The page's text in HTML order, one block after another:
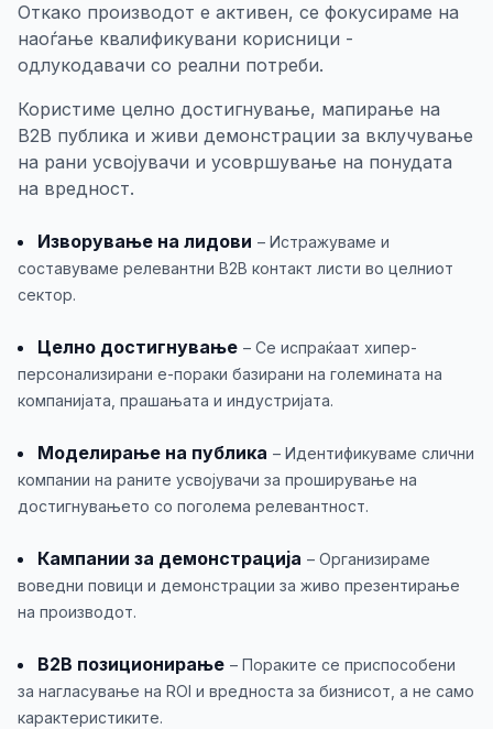
Откако производот е активен, се фокусираме на
наоѓање квалификувани корисници -
одлукодавачи со реални потреби.
Користиме целно достигнување, мапирање на
B2B публика и живи демонстрации за вклучување
на рани усвојувачи и усовршување на понудата
на вредност.
Изворување на лидови – Истражуваме и
составуваме релевантни B2B контакт листи во целниот
сектор.
Целно достигнување – Се испраќаат хипер-
персонализирани е-пораки базирани на големината на
компанијата, прашањата и индустријата.
Моделирање на публика – Идентификуваме слични
компании на раните усвојувачи за проширување на
достигнувањето со поголема релевантност.
Кампании за демонстрација – Организираме
воведни повици и демонстрации за живо презентирање
на производот.
B2B позиционирање – Пораките се приспособени
за нагласување на ROI и вредноста за бизнисот, а не само
карактеристиките.